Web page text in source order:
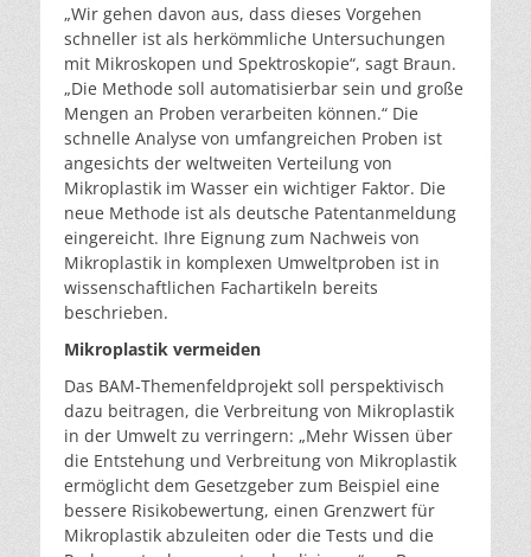
„Wir gehen davon aus, dass dieses Vorgehen
schneller ist als herkömmliche Untersuchungen
mit Mikroskopen und Spektroskopie“, sagt Braun.
„Die Methode soll automatisierbar sein und große
Mengen an Proben verarbeiten können.“ Die
schnelle Analyse von umfangreichen Proben ist
angesichts der weltweiten Verteilung von
Mikroplastik im Wasser ein wichtiger Faktor. Die
neue Methode ist als deutsche Patentanmeldung
eingereicht. Ihre Eignung zum Nachweis von
Mikroplastik in komplexen Umweltproben ist in
wissenschaftlichen Fachartikeln bereits
beschrieben.
Mikroplastik vermeiden
Das BAM-Themenfeldprojekt soll perspektivisch
dazu beitragen, die Verbreitung von Mikroplastik
in der Umwelt zu verringern: „Mehr Wissen über
die Entstehung und Verbreitung von Mikroplastik
ermöglicht dem Gesetzgeber zum Beispiel eine
bessere Risikobewertung, einen Grenzwert für
Mikroplastik abzuleiten oder die Tests und die